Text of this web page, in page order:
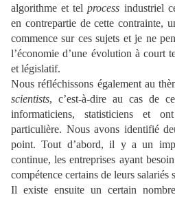
algorithme et telprocess industriel
en contrepartie de cette contrainte,
commence sur ces sujets et je ne
l’économie d’une évolution à court
et législatif.
Nous réfléchissons également au
scientists, c’est-à-dire au cas de
informaticiens, statisticiens et
particulière. Nous avons identifié
point. Tout d’abord, il y a un
continue, les entreprises ayant
compétence certains de leurs salariés
Il existe ensuite un certain